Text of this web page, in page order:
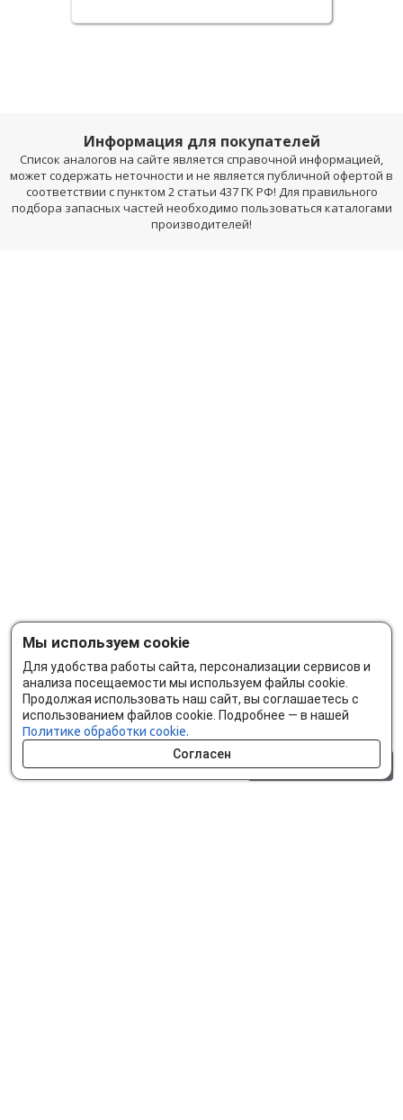
Информация для покупателей
Список аналогов на сайте является справочной информацией,
может содержать неточности и не является публичной офертой в
соответствии с пунктом 2 статьи 437 ГК РФ! Для правильного
подбора запасных частей необходимо пользоваться каталогами
производителей!
Мы используем cookie
Для удобства работы сайта, персонализации сервисов и
анализа посещаемости мы используем файлы cookie.
Продолжая использовать наш сайт, вы соглашаетесь с
использованием файлов cookie. Подробнее — в нашей
Политике обработки cookie.
Согласен